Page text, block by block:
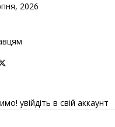
2026
увійдіть в свій аккаунт